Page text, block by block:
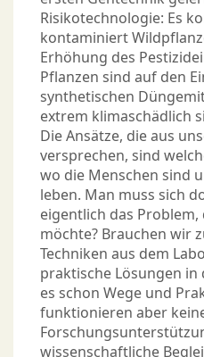
Risikotechnologie: Es
kontaminiert
Erhöhung des
Pflanzen sind auf den
synthetischen
extrem klimaschädlich
Die Ansätze, die aus
versprechen, sind
wo die Menschen sind
leben. Man muss sich
eigentlich das Problem,
möchte? Brauchen wir
Techniken aus dem
praktische Lösungen in
es schon Wege und
funktionieren aber
wissenschaftliche